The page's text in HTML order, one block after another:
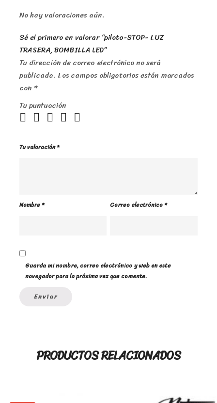
No hay valoraciones aún.
Sé el primero en valorar “piloto-STOP- LUZ
TRASERA, BOMBILLA LED”
Tu dirección de correo electrónico no será
publicada. Los campos obligatorios están marcados
con *
Tu puntuación
Tu valoración*
Nombre* Correo electrónico*
Guarda mi nombre, correo electrónico y web en este
navegador para la próxima vez que comente.
PRODUCTOS RELACIONADOS